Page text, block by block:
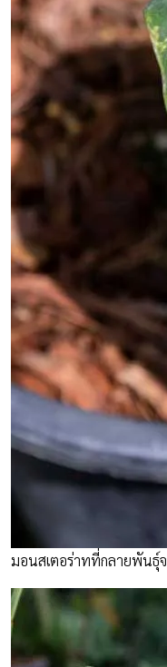
มอนสเตอร่าทที่กลายพันธุ์จ